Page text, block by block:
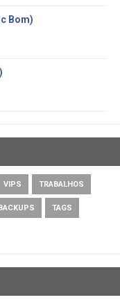
Bom)
VIPS TRABALHOS
TAGS